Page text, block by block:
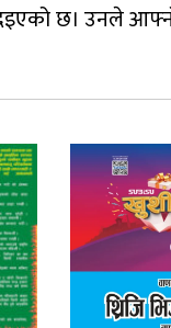
दिइएको छ। उनले